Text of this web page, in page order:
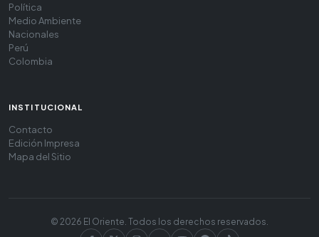
Política
Medio Ambiente
Nacionales
Perú
Colombia
INSTITUCIONAL
Contacto
Edición Impresa
Mapa del Sitio
© 2026 El Oriente. Todos los derechos reservados.